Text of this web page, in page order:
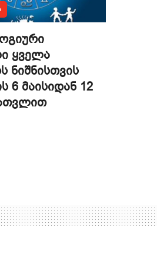
ყველა
ნიშნისთვის
6 მაისიდან 12